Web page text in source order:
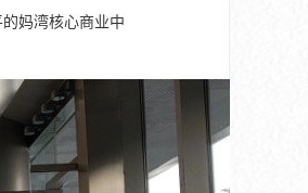
妈湾核心商业中